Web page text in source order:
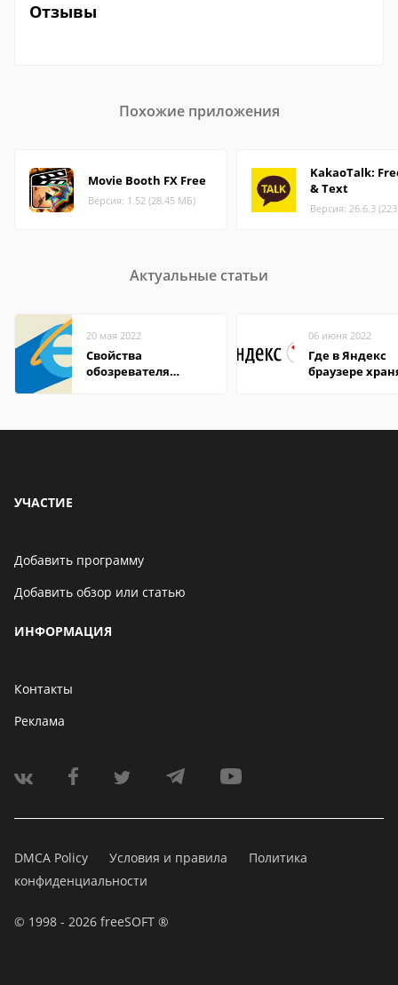
Отзывы
Похожие приложения
Movie Booth FX Free
Версия: 1.52 (28.45 МБ)
KakaoTalk:
& Text
Версия: 26.6.3
Актуальные статьи
20 мая 2022
Свойства
обозревателя
06 июня 2022
Где в Яндекс
браузере
УЧАСТИЕ
Добавить программу
Добавить обзор или статью
ИНФОРМАЦИЯ
Контакты
Реклама
DMCA Policy Условия и правила
Политика
конфиденциальности
© 1998 - 2026 freeSOFT ®